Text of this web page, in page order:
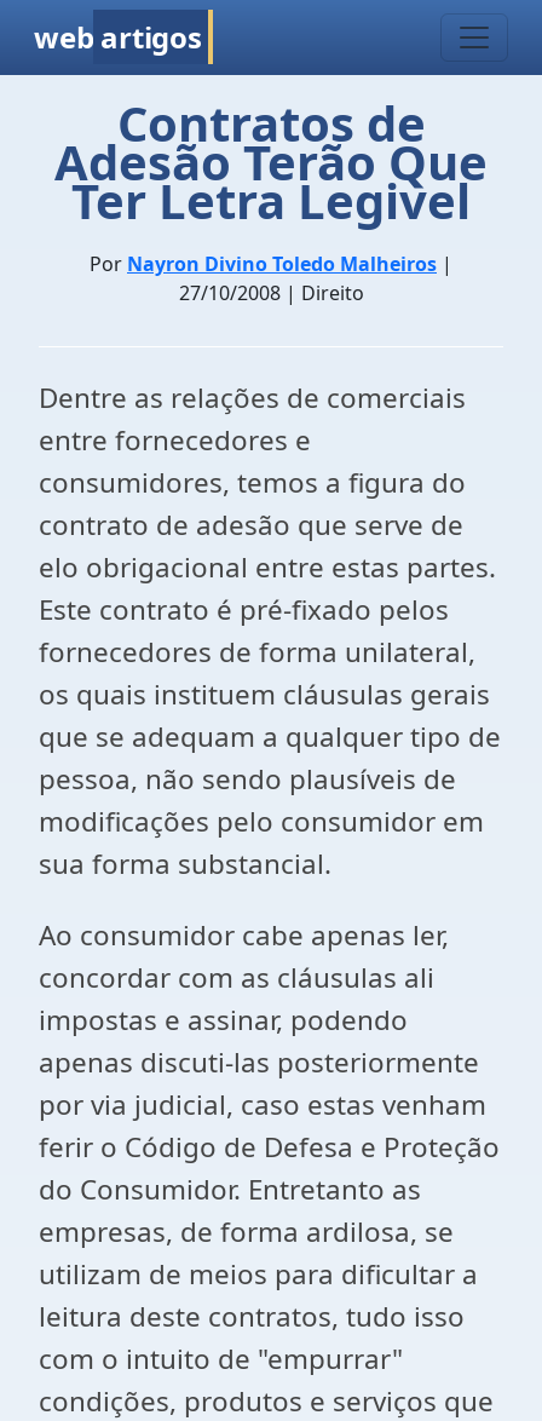
web artigos
Contratos de
Adesão Terão Que
Ter Letra Legivel
Por Nayron Divino Toledo Malheiros |
27/10/2008 | Direito
Dentre as relações de comerciais
entre fornecedores e
consumidores, temos a figura do
contrato de adesão que serve de
elo obrigacional entre estas partes.
Este contrato é pré-fixado pelos
fornecedores de forma unilateral,
os quais instituem cláusulas gerais
que se adequam a qualquer tipo de
pessoa, não sendo plausíveis de
modificações pelo consumidor em
sua forma substancial.
Ao consumidor cabe apenas ler,
concordar com as cláusulas ali
impostas e assinar, podendo
apenas discuti-las posteriormente
por via judicial, caso estas venham
ferir o Código de Defesa e Proteção
do Consumidor. Entretanto as
empresas, de forma ardilosa, se
utilizam de meios para dificultar a
leitura deste contratos, tudo isso
com o intuito de "empurrar"
condições, produtos e serviços que